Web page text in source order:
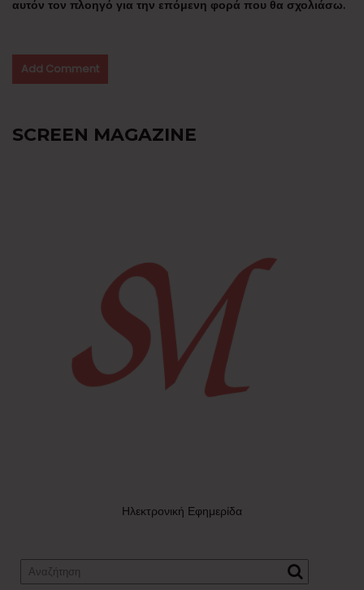
αυτόν τον πλοηγό για την επόμενη φορά που θα σχολιάσω.
SCREEN MAGAZINE
Ηλεκτρονική Εφημερίδα